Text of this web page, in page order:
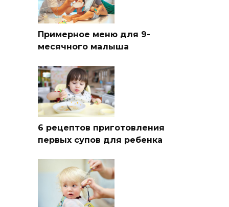
Примерное меню для 9-
месячного малыша
6 рецептов приготовления
первых супов для ребенка